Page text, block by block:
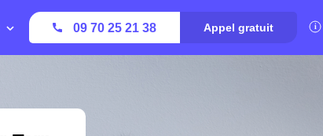
09 70 25 21 38 Appel gratuit